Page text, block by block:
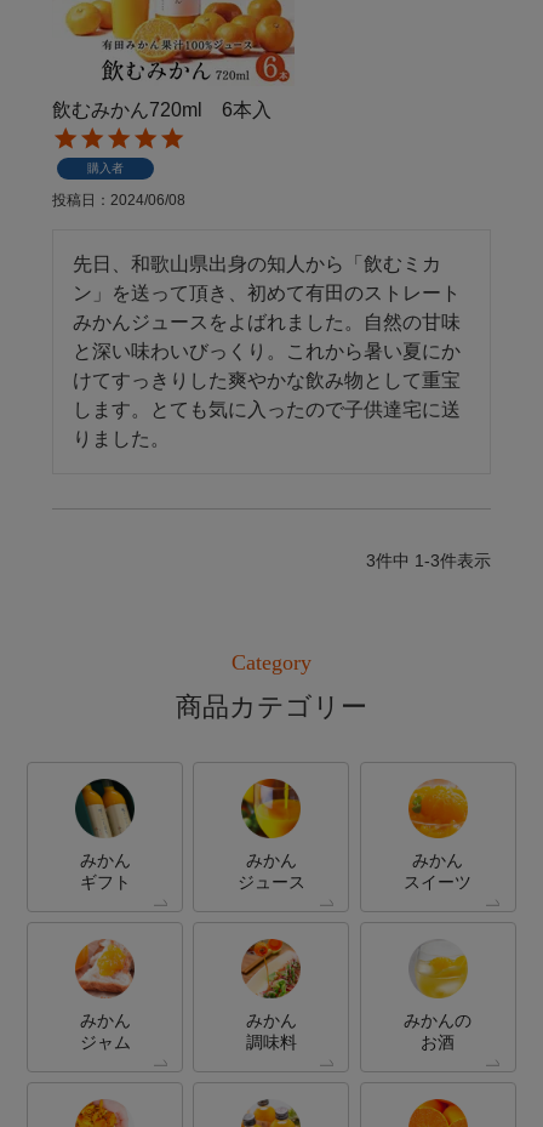
飲むみかん720ml 6本入
購入者
投稿日 2024/06/08
先日、和歌山県出身の知人から「飲むミカ
ン」を送って頂き、初めて有田のストレート
みかんジュースをよばれました。自然の甘味
と深い味わいびっくり。これから暑い夏にか
けてすっきりした爽やかな飲み物として重宝
します。とても気に入ったので子供達宅に送
りました。
3件中 1-3件表示
Category
商品カテゴリー
みかん
ギフト
みかん
ジュース
みかん
スイーツ
みかん
ジャム
みかん
調味料
みかんの
お酒